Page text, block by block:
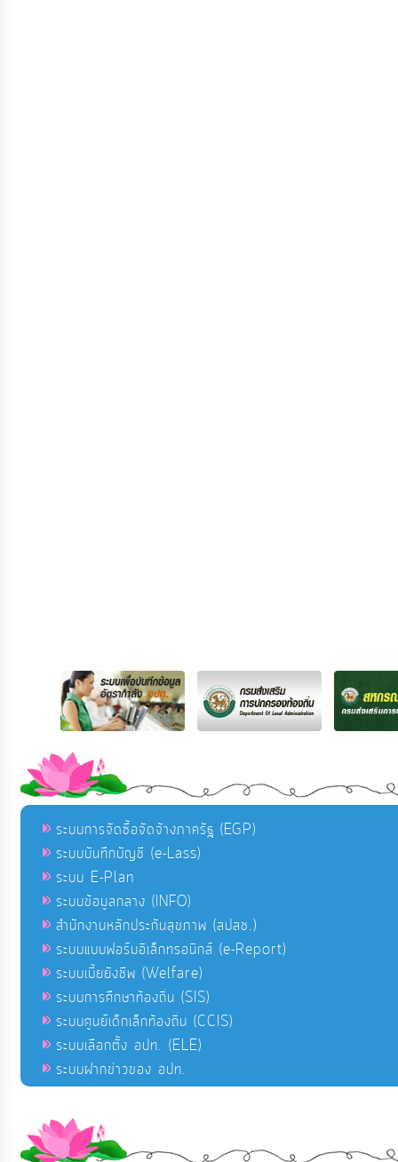
ระบบการจัดซื้อจัดจ้างภาครัฐ (EGP)
ระบบบันทึกบัญชี (e-Lass)
ระบบ E-Plan
ระบบข้อมูลกลาง (INFO)
สำนักงานหลักประกันสุขภาพ (สปสช.)
ระบบแบบฟอร์มอิเล็กทรอนิกส์ (e-Report)
ระบบเบี้ยยังชีพ (Welfare)
ระบบการศึกษาท้องถิ่น (SIS)
ระบบศูนย์เด็กเล็กท้องถิ่น (CCIS)
ระบบเลือกตั้ง อปท. (ELE)
ระบบฝากข่าวของ อปท.